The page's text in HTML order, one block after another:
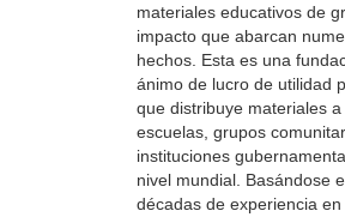
materiales educativos de
impacto que abarcan
hechos. Esta es una
ánimo de lucro de utilidad
que distribuye materiales a
escuelas, grupos
instituciones
nivel mundial. Basándose
décadas de experiencia en